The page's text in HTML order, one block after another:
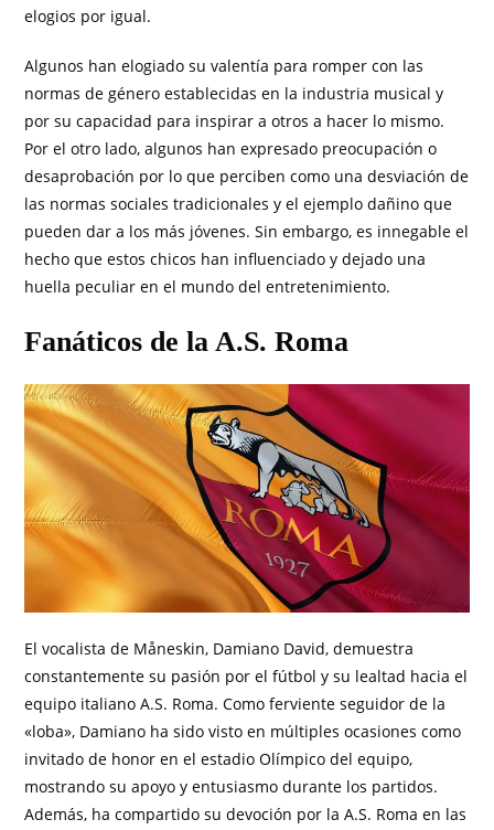
elogios por igual.
Algunos han elogiado su valentía para romper con las
normas de género establecidas en la industria musical y
por su capacidad para inspirar a otros a hacer lo mismo.
Por el otro lado, algunos han expresado preocupación o
desaprobación por lo que perciben como una desviación de
las normas sociales tradicionales y el ejemplo dañino que
pueden dar a los más jóvenes. Sin embargo, es innegable el
hecho que estos chicos han influenciado y dejado una
huella peculiar en el mundo del entretenimiento.
Fanáticos de la A.S. Roma
El vocalista de Måneskin, Damiano David, demuestra
constantemente su pasión por el fútbol y su lealtad hacia el
equipo italiano A.S. Roma. Como ferviente seguidor de la
«loba», Damiano ha sido visto en múltiples ocasiones como
invitado de honor en el estadio Olímpico del equipo,
mostrando su apoyo y entusiasmo durante los partidos.
Además, ha compartido su devoción por la A.S. Roma en las